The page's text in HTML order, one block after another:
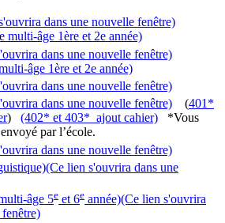
dans une nouvelle fenêtre)
multi-âge 1ère et 2e année)
dans une nouvelle fenêtre)
âge 1ère et 2e année)
dans une nouvelle fenêtre)
dans une nouvelle fenêtre) (401*
) (402* et 403* ajout cahier) *Vous
par l’école.
dans une nouvelle fenêtre)
(Ce lien s'ouvrira dans une
âge 5e et 6e année)(Ce lien s'ouvrira